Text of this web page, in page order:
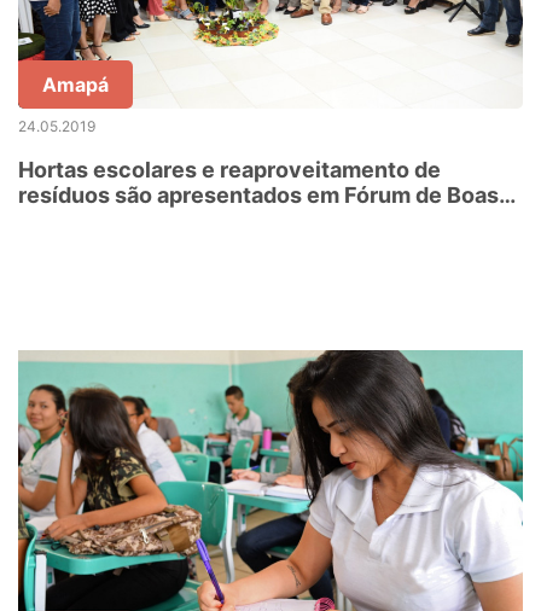
Amapá
24.05.2019
Hortas escolares e reaproveitamento de
resíduos são apresentados em Fórum de Boas